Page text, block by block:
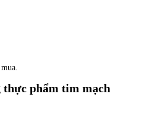
phẩm tim mạch